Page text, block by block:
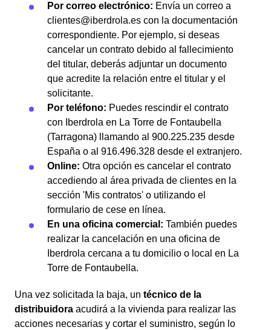
Por correo electrónico: Envía un correo a
clientes@iberdrola.es con la documentación
correspondiente. Por ejemplo, si deseas
cancelar un contrato debido al fallecimiento
del titular, deberás adjuntar un documento
que acredite la relación entre el titular y el
solicitante.
Por teléfono: Puedes rescindir el contrato
con Iberdrola en La Torre de Fontaubella
(Tarragona) llamando al 900.225.235 desde
España o al 916.496.328 desde el extranjero.
Online: Otra opción es cancelar el contrato
accediendo al área privada de clientes en la
sección 'Mis contratos' o utilizando el
formulario de cese en línea.
En una oficina comercial: También puedes
realizar la cancelación en una oficina de
Iberdrola cercana a tu domicilio o local en La
Torre de Fontaubella.
Una vez solicitada la baja, un técnico de la
distribuidora acudirá a la vivienda para realizar las
acciones necesarias y cortar el suministro, según lo